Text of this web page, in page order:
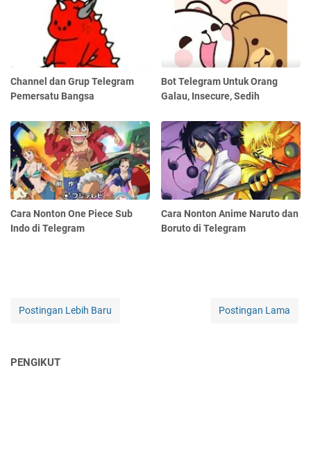
Channel dan Grup Telegram
Pemersatu Bangsa
Bot Telegram Untuk Orang
Galau, Insecure, Sedih
Cara Nonton One Piece Sub
Indo di Telegram
Cara Nonton Anime Naruto dan
Boruto di Telegram
Postingan Lebih Baru Postingan Lama
PENGIKUT